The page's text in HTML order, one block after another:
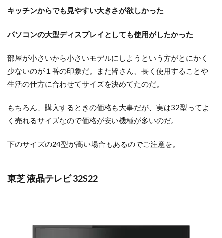
キッチンからでも見やすい大きさが欲しかった
パソコンの大型ディスプレイとしても使用がしたかった
部屋が小さいから小さいモデルにしようという方がとにかく
少ないのが１番の印象だ。また皆さん、長く使用することや
生活の仕方に合わせてサイズを決めてたのだ。
もちろん、購入するときの価格も大事だが、実は32型ってよ
く売れるサイズなので価格が安い機種が多いのだ。
下のサイズの24型が高い場合もあるのでご注意を。
東芝 液晶テレビ 32S22